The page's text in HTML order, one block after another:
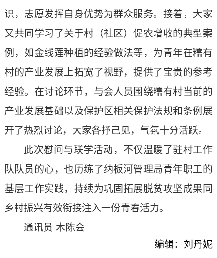
识，志愿发挥自身优势为群众服务。接着，大家
又共同学习了关于村（社区）促农增收的典型案
例，如金线莲种植的经验做法等，为青年在糯有
村的产业发展上拓宽了视野，提供了宝贵的参考
经验。在讨论环节，与会人员围绕糯有村当前的
产业发展基础以及保护区相关保护法规和条例展
开了热烈讨论，大家各抒己见，气氛十分活跃。
此次慰问与联学活动，不仅温暖了驻村工作
队队员的心，也历练了纳板河管理局青年职工的
基层工作实践，持续为巩固拓展脱贫攻坚成果同
乡村振兴有效衔接注入一份青春活力。
通讯员 木陈会
编辑：刘丹妮